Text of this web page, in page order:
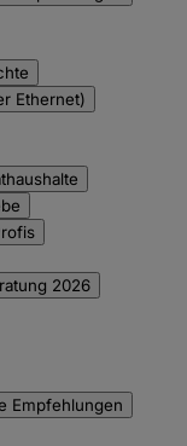
Ethernet)
2026
Empfehlungen